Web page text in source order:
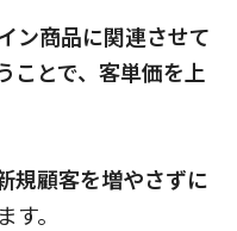
ン商品に関連させて
ことで、客単価を上
規顧客を増やさずに
す。